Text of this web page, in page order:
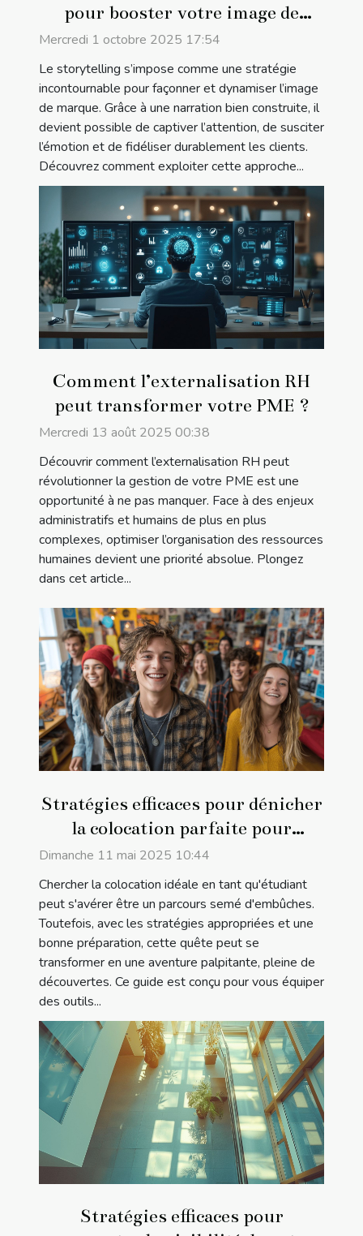
pour booster votre image de
marque ?
Mercredi 1 octobre 2025 17:54
Le storytelling s’impose comme une stratégie
incontournable pour façonner et dynamiser l’image
de marque. Grâce à une narration bien construite, il
devient possible de captiver l’attention, de susciter
l’émotion et de fidéliser durablement les clients.
Découvrez comment exploiter cette approche...
Comment l’externalisation RH
peut transformer votre PME ?
Mercredi 13 août 2025 00:38
Découvrir comment l’externalisation RH peut
révolutionner la gestion de votre PME est une
opportunité à ne pas manquer. Face à des enjeux
administratifs et humains de plus en plus
complexes, optimiser l’organisation des ressources
humaines devient une priorité absolue. Plongez
dans cet article...
Stratégies efficaces pour dénicher
la colocation parfaite pour
étudiants
Dimanche 11 mai 2025 10:44
Chercher la colocation idéale en tant qu'étudiant
peut s'avérer être un parcours semé d'embûches.
Toutefois, avec les stratégies appropriées et une
bonne préparation, cette quête peut se
transformer en une aventure palpitante, pleine de
découvertes. Ce guide est conçu pour vous équiper
des outils...
Stratégies efficaces pour